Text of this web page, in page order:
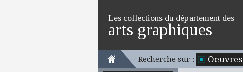
Les collections du département des
arts graphiques
Recherche sur : Oeuvres